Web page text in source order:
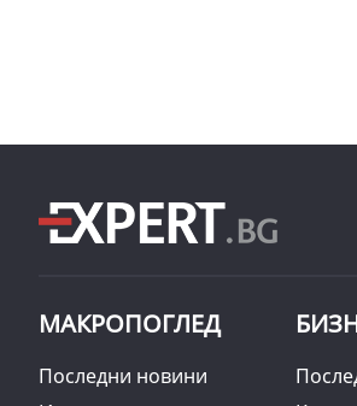
МАКРОПОГЛЕД
Последни новини